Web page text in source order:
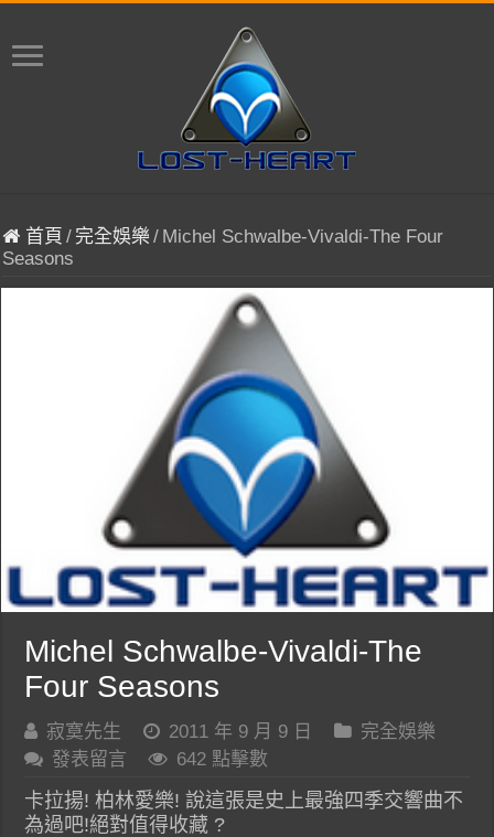
首頁 / 完全娛樂 / Michel Schwalbe-Vivaldi-The Four
Seasons
Michel Schwalbe-Vivaldi-The
Four Seasons
寂寞先生 2011 年 9 月 9 日
完全娛樂
發表留言
642 點擊數
卡拉揚! 柏林愛樂! 說這張是史上最強四季交響曲不
為過吧!絕對值得收藏 ?